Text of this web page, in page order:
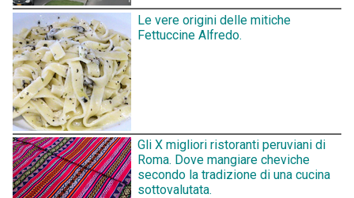
Le vere origini delle mitiche
Fettuccine Alfredo.
Gli X migliori ristoranti peruviani di
Roma. Dove mangiare cheviche
secondo la tradizione di una cucina
sottovalutata.